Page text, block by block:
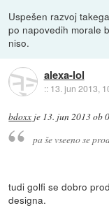
Uspešen razvoj
po napovedih morale
niso.
alexa-lol
:: 13. jun 2013,
bdoxx je 13. jun 2013 ob
pa še vseeno se
tudi golfi se dobro
designa.